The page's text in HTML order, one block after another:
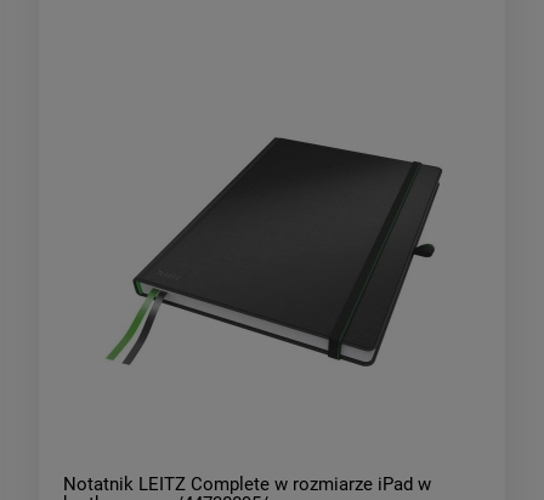
Notatnik LEITZ Complete w rozmiarze iPad w